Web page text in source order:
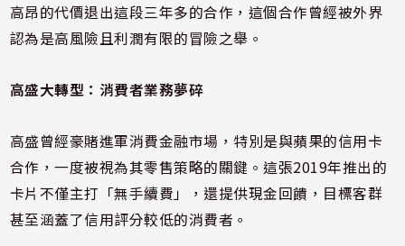
高昂的代價退出這段三年多的合作，這個合作曾經被外界
認為是高風險且利潤有限的冒險之舉。
高盛大轉型：消費者業務夢碎
高盛曾經豪賭進軍消費金融市場，特別是與蘋果的信用卡
合作，一度被視為其零售策略的關鍵。這張2019年推出的
卡片不僅主打「無手續費」，還提供現金回饋，目標客群
甚至涵蓋了信用評分較低的消費者。